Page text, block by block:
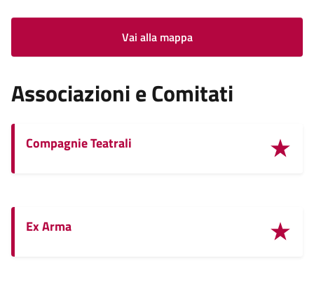
Vai alla mappa
Associazioni e Comitati
Compagnie Teatrali
Ex Arma